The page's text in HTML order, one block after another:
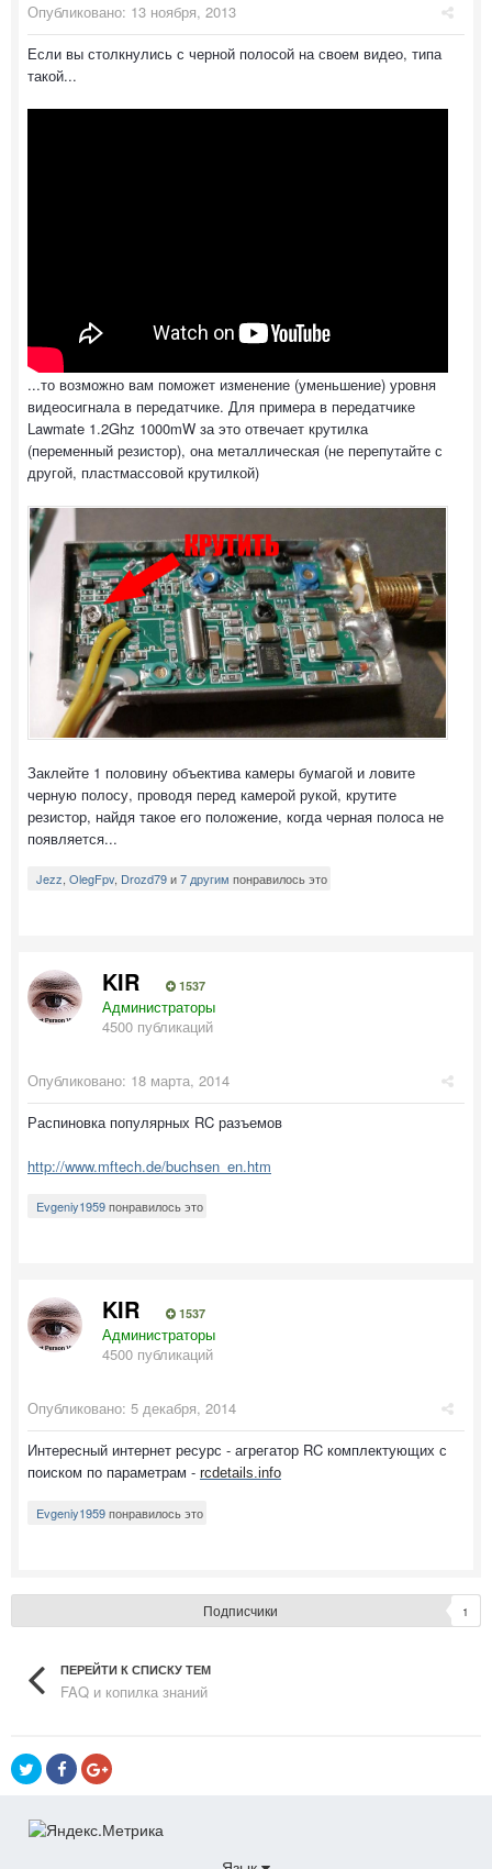
Опубликовано: 13 ноября, 2013
Если вы столкнулись с черной полосой на своем видео, типа
такой...
...то возможно вам поможет изменение (уменьшение) уровня
видеосигнала в передатчике. Для примера в передатчике
Lawmate 1.2Ghz 1000mW за это отвечает крутилка
(переменный резистор), она металлическая (не перепутайте с
другой, пластмассовой крутилкой)
Заклейте 1 половину объектива камеры бумагой и ловите
черную полосу, проводя перед камерой рукой, крутите
резистор, найдя такое его положение, когда черная полоса не
появляется...
Jezz, OlegFpv, Drozd79и7 другим понравилось это
KIR 1537
Администраторы
4500 публикаций
Опубликовано: 18 марта, 2014
Распиновка популярных RC разъемов
http://www.mftech.de/buchsen_en.htm
Evgeniy1959понравилось это
KIR 1537
Администраторы
4500 публикаций
Опубликовано: 5 декабря, 2014
Интересный интернет ресурс - агрегатор RC комплектующих с
поиском по параметрам - rcdetails.info
Evgeniy1959понравилось это
Подписчики 1
ПЕРЕЙТИ К СПИСКУ ТЕМ
FAQ и копилка знаний